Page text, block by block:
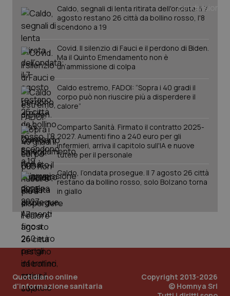
Caldo, segnali di lenta ritirata dell'ondata: il 7
agosto restano 26 città da bollino rosso, l'8
scendono a 19
Covid. Il silenzio di Fauci e il perdono di Biden.
Ma il Quinto Emendamento non è
un’ammissione di colpa
Caldo estremo, FADOI: “Sopra i 40 gradi il
corpo può non riuscire più a disperdere il
calore”
Comparto Sanità. Firmato il contratto 2025-
2027. Aumenti fino a 240 euro per gli
infermieri, arriva il capitolo sull'IA e nuove
tutele per il personale
Caldo, l’ondata prosegue. Il 7 agosto 26 città
restano da bollino rosso, solo Bolzano torna
in giallo
Quotidiano online
d'informazione sanitaria
Copyright 2013-2026
© Homnya Srl
PHPSESSID
PHP.net
www.quotidianosanita.it